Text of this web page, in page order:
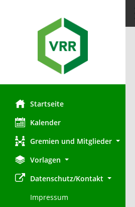
Startseite
Kalender
Gremien und Mitglieder
Vorlagen
Datenschutz/Kontakt
Impressum